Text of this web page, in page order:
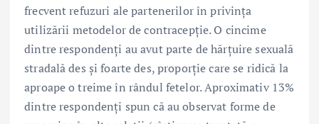
frecvent refuzuri ale partenerilor în privința
utilizării metodelor de contracepție. O cincime
dintre respondenți au avut parte de hărțuire sexuală
stradală des și foarte des, proporție care se ridică la
aproape o treime în rândul fetelor. Aproximativ 13%
dintre respondenți spun că au observat forme de